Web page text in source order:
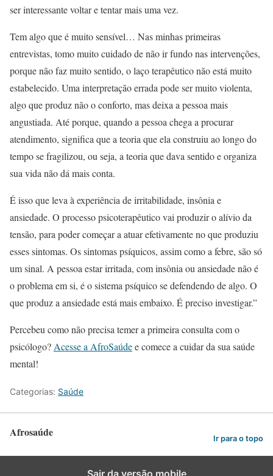
ser interessante voltar e tentar mais uma vez.
Tem algo que é muito sensível… Nas minhas primeiras
entrevistas, tomo muito cuidado de não ir fundo nas intervenções,
porque não faz muito sentido, o laço terapêutico não está muito
estabelecido. Uma interpretação errada pode ser muito violenta,
algo que produz não o conforto, mas deixa a pessoa mais
angustiada. Até porque, quando a pessoa chega a procurar
atendimento, significa que a teoria que ela construiu ao longo do
tempo se fragilizou, ou seja, a teoria que dava sentido e organiza
sua vida não dá mais conta.
É isso que leva à experiência de irritabilidade, insônia e
ansiedade. O processo psicoterapêutico vai produzir o alívio da
tensão, para poder começar a atuar efetivamente no que produziu
esses sintomas. Os sintomas psíquicos, assim como a febre, são só
um sinal. A pessoa estar irritada, com insônia ou ansiedade não é
o problema em si, é o sistema psíquico se defendendo de algo. O
que produz a ansiedade está mais embaixo. É preciso investigar.”
Percebeu como não precisa temer a primeira consulta com o
psicólogo? Acesse a AfroSaúdee comece a cuidar da sua saúde
mental!
Categorias: Saúde
Afrosaúde Ir para o topo